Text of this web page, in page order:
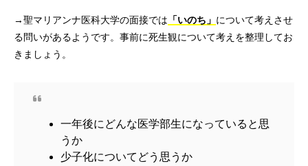
→聖マリアンナ医科大学の面接では 「いのち」 について考えさせ
る問いがあるようです。事前に死生観について考えを整理してお
きましょう。
一年後にどんな医学部生になっていると思
うか
少子化についてどう思うか